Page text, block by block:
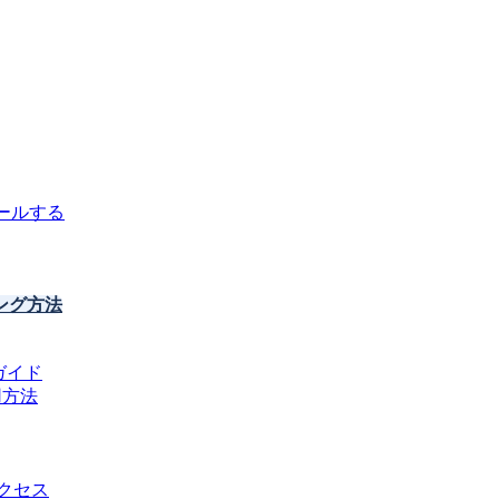
ルする
グ方法
イド
法
セス